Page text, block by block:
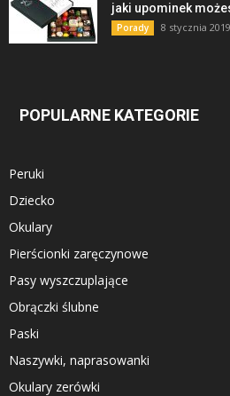
jaki upominek
Porady 8 stycznia 2019
POPULARNE KATEGORIE
Peruki
Dziecko
Okulary
Pierścionki zaręczynowe
Pasy wyszczuplające
Obrączki ślubne
Paski
Naszywki, naprasowanki
Okulary zerówki